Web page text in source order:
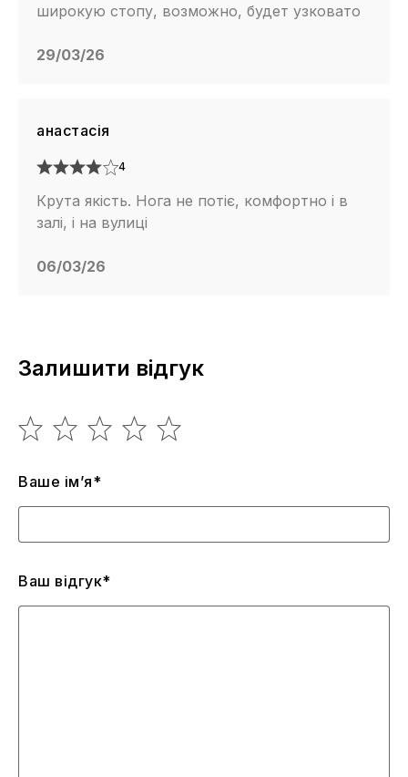
широкую стопу, возможно, будет узковато
29/03/26
анастасія
4
Крута якість. Нога не потіє, комфортно і в
залі, і на вулиці
06/03/26
Залишити відгук
Ваше ім’я*
Ваш відгук*